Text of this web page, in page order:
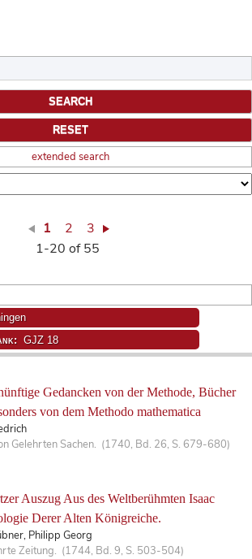
extended search
1 2
3
1-20 of 55
Gedancken von der Methode, Bücher
von dem Methodo mathematica
Gelehrten Sachen. (1740, Bd. 26, S. 679-680)
Auszug Aus des Weltberühmten Isaac
Derer Alten Königreiche.
Philipp Georg
Zeitung. (1744, Bd. 9, S. 503-504)
GJZ 18